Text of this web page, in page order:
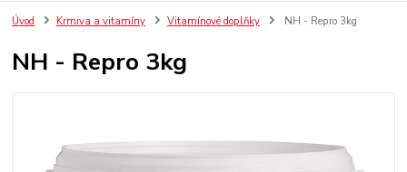
Úvod Krmiva a vitamíny Vitamínové doplňky NH - Repro 3kg
NH - Repro 3kg